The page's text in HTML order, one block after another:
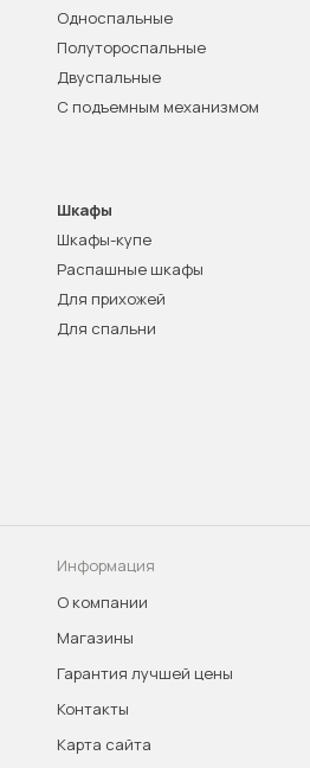
Односпальные
Полутороспальные
Двуспальные
С подъемным механизмом
Шкафы
Шкафы-купе
Распашные шкафы
Для прихожей
Для спальни
Информация
О компании
Магазины
Гарантия лучшей цены
Контакты
Карта сайта